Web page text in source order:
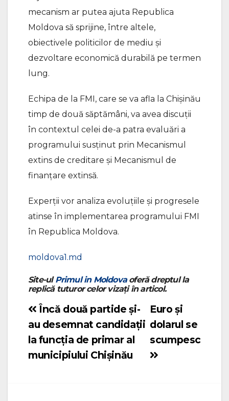
mecanism ar putea ajuta Republica
Moldova să sprijine, între altele,
obiectivele politicilor de mediu și
dezvoltare economică durabilă pe termen
lung.
Echipa de la FMI, care se va afla la Chișinău
timp de două săptămâni, va avea discuții
în contextul celei de-a patra evaluări a
programului susținut prin Mecanismul
extins de creditare și Mecanismul de
finanțare extinsă.
Experții vor analiza evoluțiile și progresele
atinse în implementarea programului FMI
în Republica Moldova.
moldova1.md
Site-ulPrimul in Moldovaoferă dreptul la
replică tuturor celor vizați în articol.
Navigare
în
articole
Euro și
dolarul se
scumpesc
Încă două partide și-
au desemnat candidații
la funcția de primar al
municipiului Chișinău